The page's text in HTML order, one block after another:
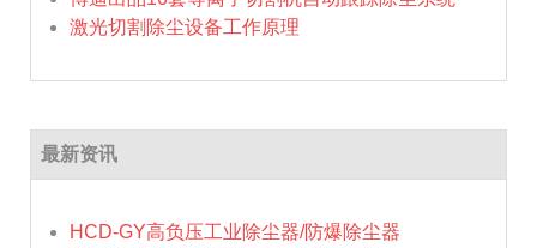
激光切割除尘设备工作原理
最新资讯
HCD-GY高负压工业除尘器/防爆除尘器